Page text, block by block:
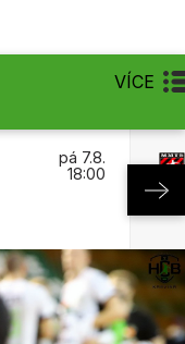
VÍCE
pá 7.8.
18:00